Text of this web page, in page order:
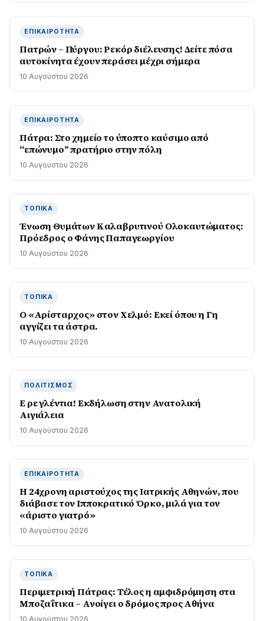
ΕΠΙΚΑΙΡΌΤΗΤΑ
Πατρών – Πύργου: Ρεκόρ διέλευσης! Δείτε πόσα
αυτοκίνητα έχουν περάσει μέχρι σήμερα
10 Αυγούστου 2026
ΕΠΙΚΑΙΡΌΤΗΤΑ
Πάτρα: Στο χημείο το ύποπτο καύσιμο από
“επώνυμο” πρατήριο στην πόλη
10 Αυγούστου 2026
ΤΟΠΙΚΆ
Ένωση Θυμάτων Καλαβρυτινού Ολοκαυτώματος:
Πρόεδρος ο Φάνης Παπαγεωργίου
10 Αυγούστου 2026
ΤΟΠΙΚΆ
Ο «Αρίσταρχος» στον Χελμό: Εκεί όπου η Γη
αγγίζει τα άστρα.
10 Αυγούστου 2026
ΠΟΛΙΤΙΣΜΌΣ
Ε ρε γλέντια! Εκδήλωση στην Ανατολική
Αιγιάλεια
10 Αυγούστου 2026
ΕΠΙΚΑΙΡΌΤΗΤΑ
Η 24χρονη αριστούχος της Ιατρικής Αθηνών, που
διάβασε τον Ιπποκρατικό Όρκο, μιλά για τον
«άριστο γιατρό»
10 Αυγούστου 2026
ΤΟΠΙΚΆ
Περιμετρική Πάτρας: Τέλος η αμφιδρόμηση στα
Μποζαΐτικα – Ανοίγει ο δρόμος προς Αθήνα
10 Αυγούστου 2026